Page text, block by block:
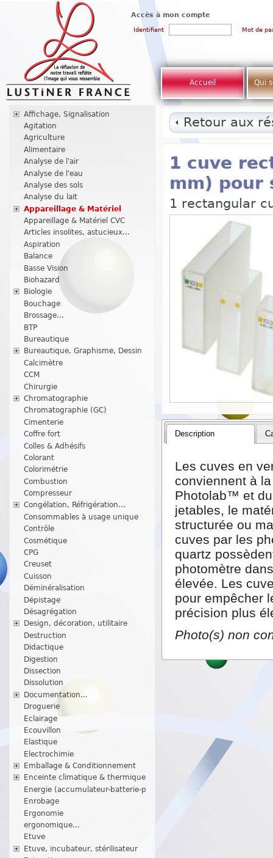
Accès à mon compte
Identifiant Mot de
Accueil Qui
Affichage, Signalisation
Agitation
Agriculture
Alimentaire
Analyse de l'air
Analyse de l'eau
Analyse des sols
Analyse du lait
Appareillage & Matériel
Appareillage & Matériel CVC
Articles insolites, astucieux...
Aspiration
Balance
Basse Vision
Biohazard
Biologie
Bouchage
Brossage...
BTP
Bureautique
Bureautique, Graphisme, Dessin
Calcimètre
CCM
Chirurgie
Chromatographie
Chromatographie (GC)
Cimenterie
Coffre fort
Colles & Adhésifs
Colorant
Colorimétrie
Combustion
Compresseur
Congélation, Réfrigération...
Consommables à usage unique
Contrôle
Cosmétique
CPG
Creuset
Cuisson
Déminéralisation
Dépistage
Désagrégation
Design, décoration, utilitaire
Destruction
Didactique
Digestion
Dissection
Dissolution
Documentation...
Droguerie
Eclairage
Ecouvillon
Elastique
Electrochimie
Emballage & Conditionnement
Enceinte climatique & thermique
Energie (accumulateur-batterie-p
Enrobage
Ergonomie
ergonomique...
Etuve
Etuve, incubateur, stérilisateur
Retour aux
1 cuve
mm) pour
1 rectangular
Description
Les cuves en
conviennent à
Photolab™ et du
jetables, le
structurée ou
cuves par les
quartz
photomètre
élevée. Les
pour empêcher
précision plus
Photo(s) non